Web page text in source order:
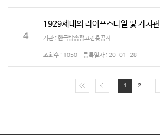
4
1929세대의 라이프스타일 및 가치관
기관 : 한국방송광고진흥공사
조회수 : 1050 등록일자 : 20-01-28
1 2